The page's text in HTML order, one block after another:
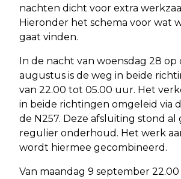
nachten dicht voor extra
Hieronder het schema voor wat
gaat vinden.
In de nacht van woensdag 28 op
augustus is de weg in beide
van 22.00 tot 05.00 uur. Het
in beide richtingen omgeleid via
de N257. Deze afsluiting stond
regulier onderhoud. Het werk
wordt hiermee gecombineerd.
Van maandag 9 september